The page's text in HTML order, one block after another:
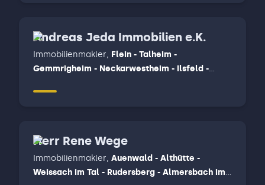
Andreas Jeda Immobilien e.K.
Immobilienmakler, Flein - Talheim -
Gemmrigheim - Neckarwestheim - Ilsfeld -
Herr Rene Wege
Immobilienmakler, Auenwald - Althütte -
Weissach im Tal - Rudersberg - Almersbach im